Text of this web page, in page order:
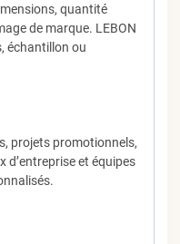
quantité
de marque. LEBON
échantillon ou
projets promotionnels,
d’entreprise et équipes